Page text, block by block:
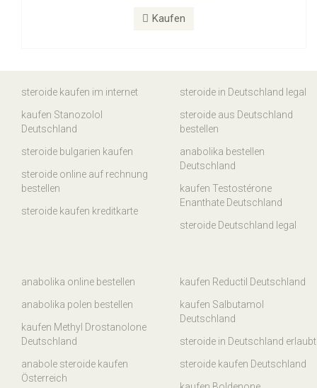
Kaufen
steroide kaufen im internet
kaufen Stanozolol
Deutschland
steroide bulgarien kaufen
steroide online auf rechnung
bestellen
steroide kaufen kreditkarte
steroide in Deutschland legal
steroide aus Deutschland
bestellen
anabolika bestellen
Deutschland
kaufen Testostérone
Enanthate Deutschland
steroide Deutschland legal
anabolika online bestellen
anabolika polen bestellen
kaufen Methyl Drostanolone
Deutschland
anabole steroide kaufen
Österreich
kaufen Reductil Deutschland
kaufen Salbutamol
Deutschland
steroide in Deutschland erlaubt
steroide kaufen Deutschland